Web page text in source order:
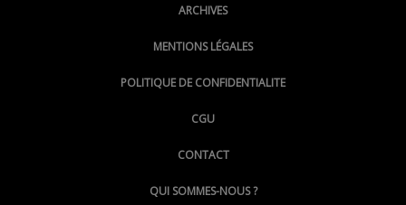
@montpellierpoinginfo
@LePoingMontpellier
ARCHIVES
MENTIONS LÉGALES
POLITIQUE DE CONFIDENTIALITE
CGU
CONTACT
QUI SOMMES-NOUS ?